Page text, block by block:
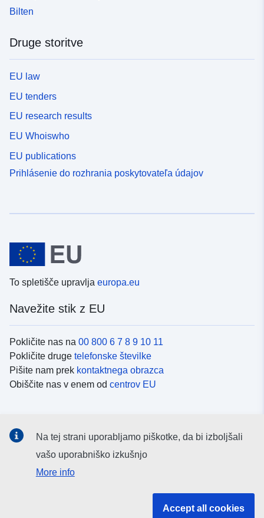
Bilten
Druge storitve
EU law
EU tenders
EU research results
EU Whoiswho
EU publications
Prihlásenie do rozhrania poskytovateľa údajov
To spletišče upravlja europa.eu
Navežite stik z EU
Pokličite nas na 00 800 6 7 8 9 10 11
Pokličite druge telefonske številke
Pišite nam prek kontaktnega obrazca
Obiščite nas v enem od centrov EU
Iskanje podružbenih medijih EU
Na tej strani uporabljamo piškotke, da bi izboljšali
vašo uporabniško izkušnjo
More info
Accept all cookies